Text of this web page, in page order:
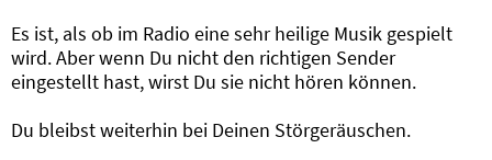
Es ist, als ob im Radio eine sehr heilige Musik gespielt
wird. Aber wenn Du nicht den richtigen Sender
eingestellt hast, wirst Du sie nicht hören können.
Du bleibst weiterhin bei Deinen Störgeräuschen.